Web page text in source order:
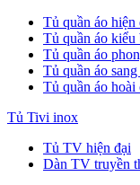
Tủ quần áo hiện
Tủ quần áo kiểu
Tủ quần áo
Tủ quần áo
Tủ quần áo hoài
Tủ Tivi inox
Tủ TV hiện đại
Dàn TV truyền